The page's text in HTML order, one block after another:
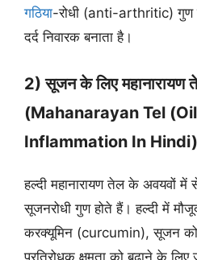
गठिया-रोधी (anti-arthritic) गुण
दर्द निवारक बनाता है।
2) सूजन के लिए महानारायण
(Mahanarayan Tel
Inflammation In Hindi)
हल्दी महानारायण तेल के अवयवों
सूजनरोधी गुण होते हैं। हल्दी में
करक्यूमिन (curcumin), सूजन